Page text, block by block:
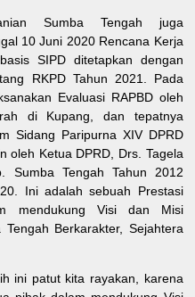
Sumba Tengah juga
10 Juni 2020 Rencana Kerja
SIPD ditetapkan dengan
RKPD Tahun 2021. Pada
Evaluasi RAPBD oleh
di Kupang, dan tepatnya
Sidang Paripurna XIV DPRD
oleh Ketua DPRD, Drs. Tagela
Sumba Tengah Tahun 2012
Ini adalah sebuah Prestasi
mendukung Visi dan Misi
Berkarakter, Sejahtera
ini patut kita rayakan, karena